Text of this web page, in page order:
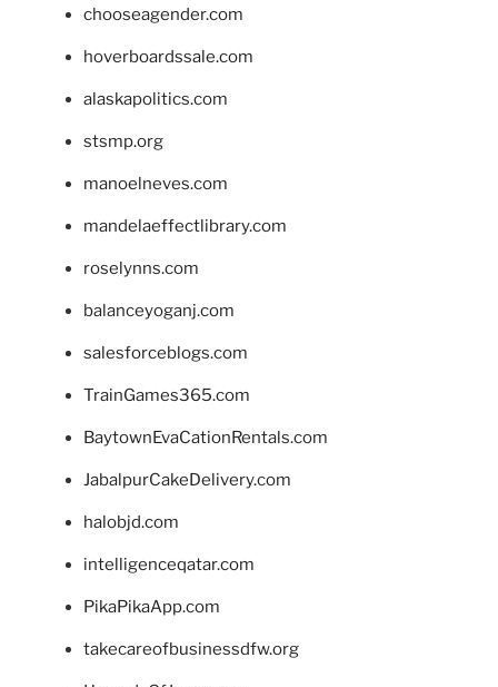
chooseagender.com
hoverboardssale.com
alaskapolitics.com
stsmp.org
manoelneves.com
mandelaeffectlibrary.com
roselynns.com
balanceyoganj.com
salesforceblogs.com
TrainGames365.com
BaytownEvaCationRentals.com
JabalpurCakeDelivery.com
halobjd.com
intelligenceqatar.com
PikaPikaApp.com
takecareofbusinessdfw.org